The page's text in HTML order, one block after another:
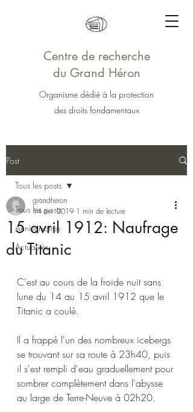
Centre de recherche
du Grand Héron
Organisme dédié à la protection
des droits fondamentaux
Post
Tous les posts
Anniversaires
Actualités
Tous les posts
15 avril 1912: Naufrage
du Titanic
grandheron
14 avr. 2019 1 min de lecture
C'est au cours de la froide nuit sans
lune du 14 au 15 avril 1912 que le
Titanic a coulé.
Il a frappé l'un des nombreux icebergs
se trouvant sur sa route à 23h40, puis
il s'est rempli d'eau graduellement pour
sombrer complètement dans l'abysse
au large de Terre-Neuve à 02h20.